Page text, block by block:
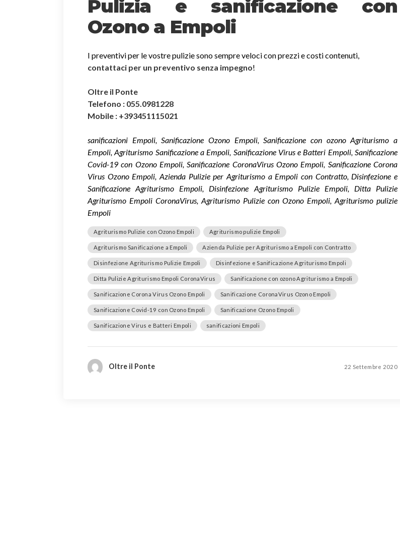
Pulizia e sanificazione con
Ozono a Empoli
I preventivi per le vostre pulizie sono sempre veloci con prezzi e costi contenuti,
contattaci per un preventivo senza impegno!
Oltre il Ponte
Telefono : 055.0981228
Mobile : +393451115021
sanificazioni Empoli, Sanificazione Ozono Empoli, Sanificazione con ozono Agriturismo a
Empoli, Agriturismo Sanificazione a Empoli, Sanificazione Virus e Batteri Empoli, Sanificazione
Covid-19 con Ozono Empoli, Sanificazione CoronaVirus Ozono Empoli, Sanificazione Corona
Virus Ozono Empoli, Azienda Pulizie per Agriturismo a Empoli con Contratto, Disinfezione e
Sanificazione Agriturismo Empoli, Disinfezione Agriturismo Pulizie Empoli, Ditta Pulizie
Agriturismo Empoli CoronaVirus, Agriturismo Pulizie con Ozono Empoli, Agriturismo pulizie
Empoli
Agriturismo Pulizie con Ozono Empoli Agriturismo pulizie Empoli
Agriturismo Sanificazione a Empoli Azienda Pulizie per Agriturismo a Empoli con Contratto
Disinfezione Agriturismo Pulizie Empoli Disinfezione e Sanificazione Agriturismo Empoli
Ditta Pulizie Agriturismo Empoli CoronaVirus Sanificazione con ozono Agriturismo a Empoli
Sanificazione Corona Virus Ozono Empoli Sanificazione CoronaVirus Ozono Empoli
Sanificazione Covid-19 con Ozono Empoli Sanificazione Ozono Empoli
Sanificazione Virus e Batteri Empoli sanificazioni Empoli
Oltre il Ponte 22 Settembre 2020